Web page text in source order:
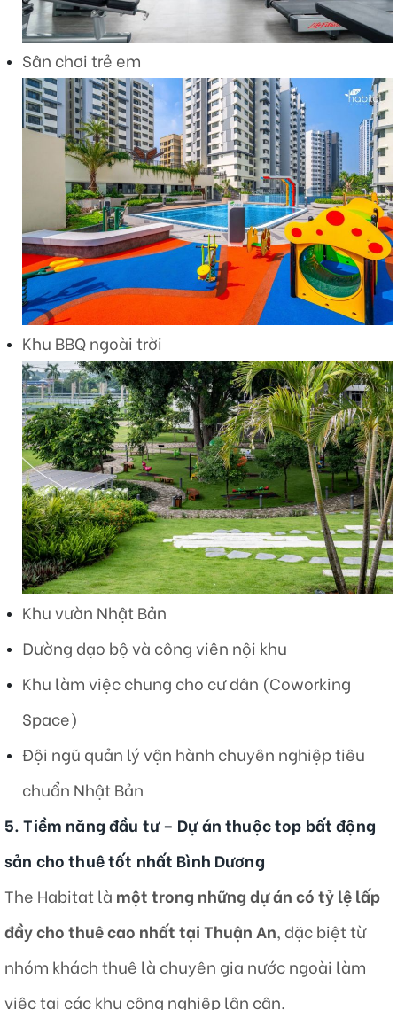
Sân chơi trẻ em
Khu BBQ ngoài trời
Khu vườn Nhật Bản
Đường dạo bộ và công viên nội khu
Khu làm việc chung cho cư dân (Coworking
Space)
Đội ngũ quản lý vận hành chuyên nghiệp tiêu
chuẩn Nhật Bản
5. Tiềm năng đầu tư – Dự án thuộc top bất động
sản cho thuê tốt nhất Bình Dương
The Habitat là một trong những dự án có tỷ lệ lấp
đầy cho thuê cao nhất tại Thuận An, đặc biệt từ
nhóm khách thuê là chuyên gia nước ngoài làm
việc tại các khu công nghiệp lân cận.